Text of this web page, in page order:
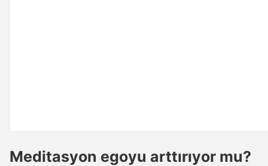
Meditasyon egoyu arttırıyor mu?